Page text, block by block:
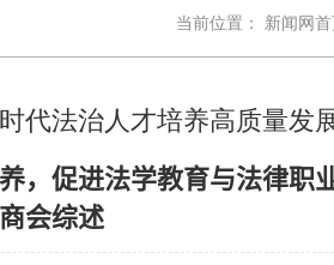
当前位置： 新闻网
代法治人才培养高质量发
促进法学教育与法律职
会综述